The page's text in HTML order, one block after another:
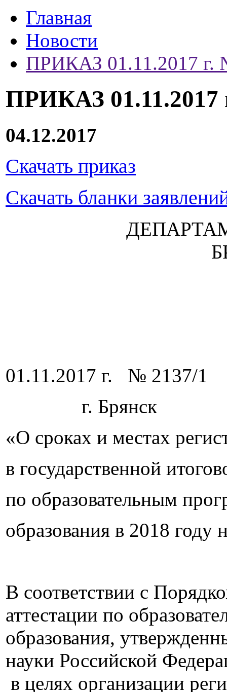
Главная
Новости
ПРИКАЗ 01.11.2017 г.
ПРИКАЗ 01.11.2017
04.12.2017
Скачать приказ
Скачать бланки
01.11.2017 г. № 2137/1
г. Брянск
«О сроках и местах
в государственной
по образовательным
образования в 2018 году
В соответствии с
аттестации по
образования,
науки Российской
в целях организации